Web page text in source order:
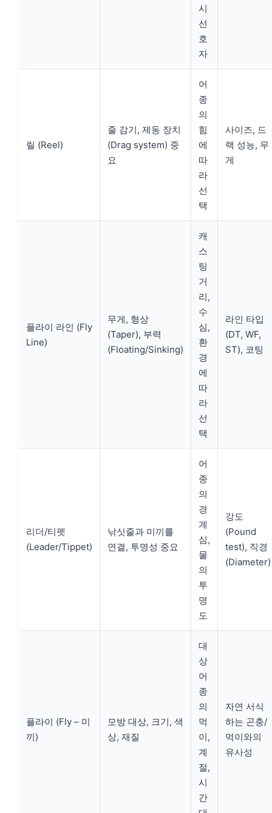
시
선
호
자
릴 (Reel)
줄 감기, 제동 장치
(Drag system) 중
요
어
종
의
힘
에
따
라
선
택
사이즈, 드
랙 성능, 무
게
플라이 라인 (Fly
Line)
무게, 형상
(Taper), 부력
(Floating/Sinking)
캐
스
팅
거
리,
수
심,
환
경
에
따
라
선
택
라인 타입
(DT, WF,
ST), 코팅
리더/티펫
(Leader/Tippet)
낚싯줄과 미끼를
연결, 투명성 중요
어
종
의
경
계
심,
물
의
투
명
도
강도
(Pound
test), 직경
(Diameter)
플라이 (Fly – 미
끼)
모방 대상, 크기, 색
상, 재질
대
상
어
종
의
먹
이,
계
절,
시
간
자연 서식
하는 곤충/
먹이와의
유사성